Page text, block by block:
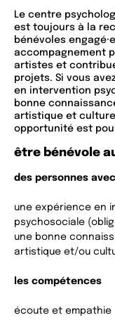
Le centre
est toujours à la
bénévoles
accompagnement
artistes et
projets. Si vous
en intervention
bonne
artistique et
opportunité est
être bénévole
des personnes avec
une expérience en
psychosociale
une bonne
artistique et/ou
les compétences
écoute et empathie